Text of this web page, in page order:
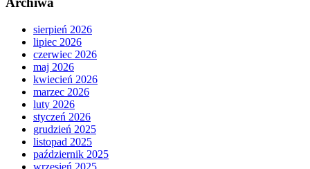
sierpień 2026
lipiec 2026
czerwiec 2026
maj 2026
kwiecień 2026
marzec 2026
luty 2026
styczeń 2026
grudzień 2025
listopad 2025
październik 2025
wrzesień 2025